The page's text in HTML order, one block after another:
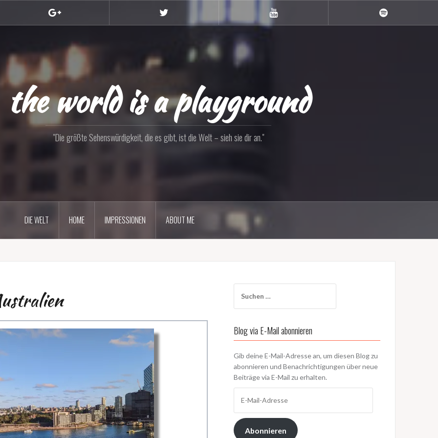
YouTube
the world is a playground
"Die größte Sehenswürdigkeit, die es gibt, ist die Welt – sieh sie dir an."
DIE WELT HOME IMPRESSIONEN ABOUT ME
nach:
Blog via E-Mail abonnieren
Gib deine E-Mail-Adresse an, um diesen Blog zu
abonnieren und Benachrichtigungen über neue
Beiträge via E-Mail zu erhalten.
Mail-
Adresse
Abonnieren